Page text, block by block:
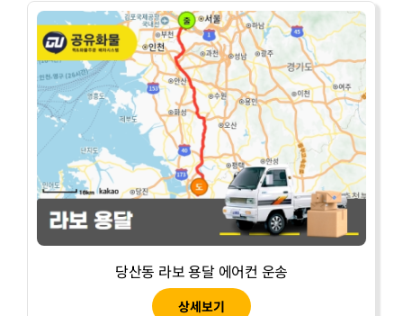
당산동 라보 용달 에어컨 운송
상세보기